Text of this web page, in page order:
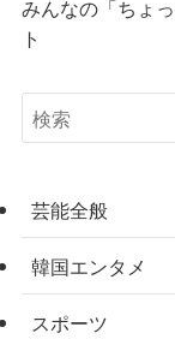
みんなの「ちょ
ト
芸能全般
韓国エンタメ
スポーツ